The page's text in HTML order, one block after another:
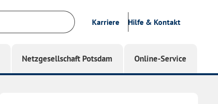
Karriere Hilfe & Kontakt
Netzgesellschaft Potsdam Online-Service